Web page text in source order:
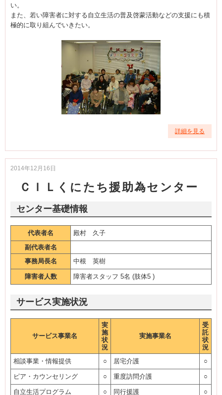
い。
また、若い障害者に対する自立生活の普及啓蒙活動などの支援にも積
極的に取り組んでいきたい。
詳細を見る
2014年12月16日
ＣＩＬくにたち援助為センター
センター基礎情報
代表者名
殿村 久子
副代表者名
事務局長名
中根 英樹
障害者人数 障害者スタッフ 5名 (肢体5 )
サービス実施状況
サービス事業名
実
施
状
況
実施事業名
受
託
状
況
相談事業・情報提供
○ 居宅介護 ○
ピア・カウンセリング ○ 重度訪問介護 ○
自立生活プログラム ○ 同行援護 ○